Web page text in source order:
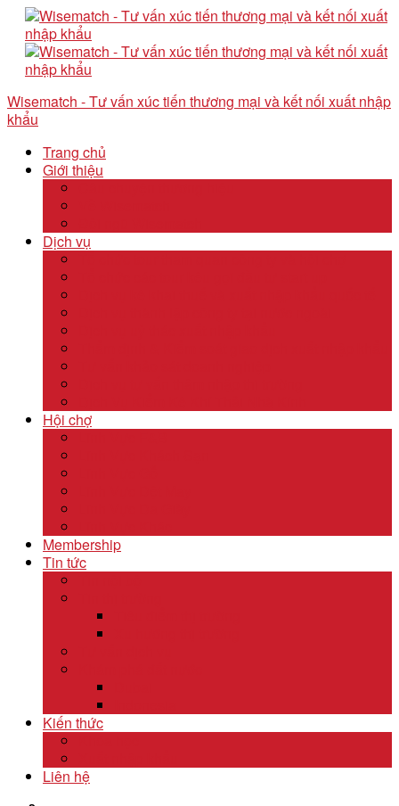
Wisematch - Tư vấn xúc tiến thương mại và kết nối xuất nhập
khẩu
Trang chủ
Giới thiệu
Dịch vụ
Hội chợ
Membership
Tin tức
Kiến thức
Liên hệ